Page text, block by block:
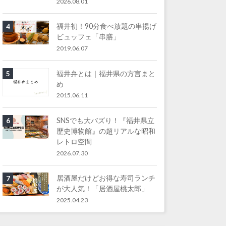
4
福井初！90分食べ放題の串揚げ
ビュッフェ「串膳」
2019.06.07
5
福井弁とは｜福井県の方言まと
め
2015.06.11
6
SNSでも大バズり！『福井県立
歴史博物館』の超リアルな昭和
レトロ空間
2026.07.30
7
居酒屋だけどお得な寿司ランチ
が大人気！「居酒屋桃太郎」
2025.04.23